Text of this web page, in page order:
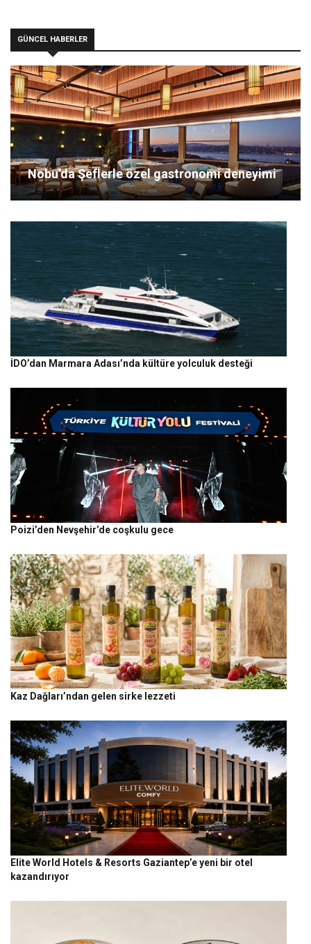
GÜNCEL HABERLER
Nobu’da Şeflerle özel gastronomi deneyimi
İDO’dan Marmara Adası’nda kültüre yolculuk desteği
Poizi’den Nevşehir’de coşkulu gece
Kaz Dağları’ndan gelen sirke lezzeti
Elite World Hotels & Resorts Gaziantep’e yeni bir otel
kazandırıyor